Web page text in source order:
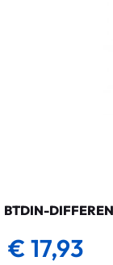
BTDIN-
€ 17,93